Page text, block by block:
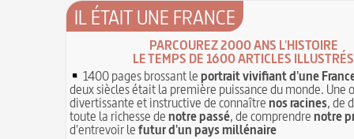
IL ÉTAIT UNE FRANCE
PARCOUREZ 2000 ANS L'HISTOIRE
LE TEMPS DE 1600 ARTICLES ILLUSTRÉS
1400 pages brossant leportrait vivifiant d'une
deux siècles était la première puissance du monde. Une
divertissante et instructive de connaîtrenos racines, de
toute la richesse denotre passé, de comprendrenotre
d'entrevoir lefutur d'un pays millénaire